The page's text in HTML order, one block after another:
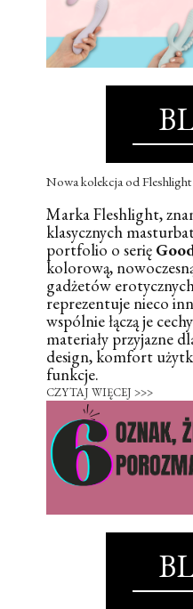
Nowa kolekcja od Fleshlight
Marka Fleshlight,
klasycznych
portfolio o serię
kolorową,
gadżetów
reprezentuje nieco
wspólnie łączą je
materiały przyjazne
design, komfort
funkcje.
CZYTAJ WIĘCEJ >>>